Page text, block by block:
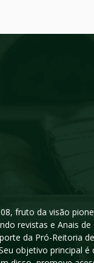
fruto da visão
revistas e Anais
da Pró-Reitoria
objetivo principal é